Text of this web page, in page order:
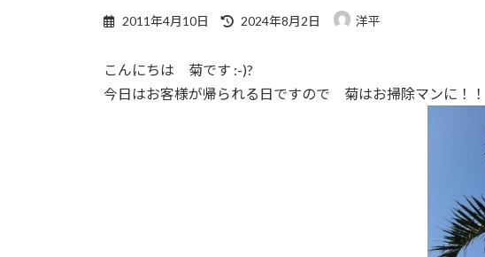
2011年4月10日
最
新
日
2024年8月2日 洋平
こんにちは 菊です :-)?
今日はお客様が帰られる日ですので 菊はお掃除マンに！！